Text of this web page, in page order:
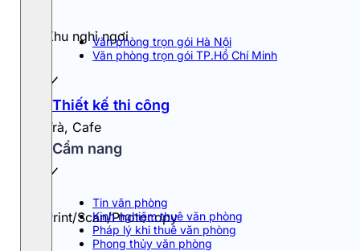
Văn phòng trọn gói Hà Nội
Văn phòng trọn gói TP.Hồ Chí Minh
Thiết kế thi công
Cẩm nang
Tin văn phòng
Kinh nghiệm thuê văn phòng
Pháp lý khi thuê văn phòng
Phong thủy văn phòng
Khu nghỉ ngơi
Trà, Cafe
Print/Scan/Photocopy